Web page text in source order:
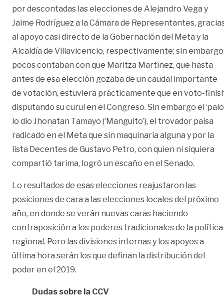
por descontadas las elecciones de Alejandro Vega y
Jaime Rodríguez a la Cámara de Representantes,
al apoyo casi directo de la Gobernación del Meta y la
Alcaldía de Villavicencio, respectivamente; sin
pocos contaban con que Maritza Martínez, que hasta
antes de esa elección gozaba de un caudal importante
de votación, estuviera prácticamente que en voto-
disputando su curul en el Congreso. Sin embargo el
lo dio Jhonatan Tamayo (‘Manguito’), el trovador paisa
radicado en el Meta que sin maquinaria alguna y por la
lista Decentes de Gustavo Petro, con quien ni siquiera
compartió tarima, logró un escaño en el Senado.
Lo resultados de esas elecciones reajustaron las
posiciones de cara a las elecciones locales del próximo
año, en donde se verán nuevas caras haciendo
contraposición a los poderes tradicionales de la política
regional. Pero las divisiones internas y los apoyos a
última hora serán los que definan la distribución del
poder en el 2019.
Dudas sobre la CCV